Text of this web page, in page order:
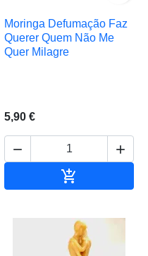
Moringa Defumação Faz
Querer Quem Não Me
Quer Milagre
5,90 €
 
